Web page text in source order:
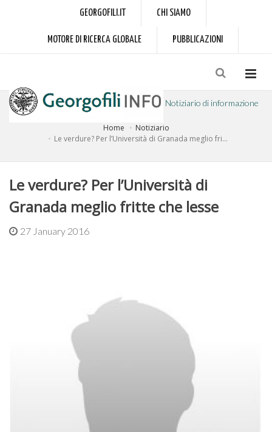
GEORGOFILI.IT CHI SIAMO
MOTORE DI RICERCA GLOBALE PUBBLICAZIONI
Notiziario di informazione
a cura dell'Accademia dei Georgofili
Home
Notiziario
Le verdure? Per l’Università di Granada meglio fri...
Le verdure? Per l’Università di
Granada meglio fritte che lesse
27 January 2016